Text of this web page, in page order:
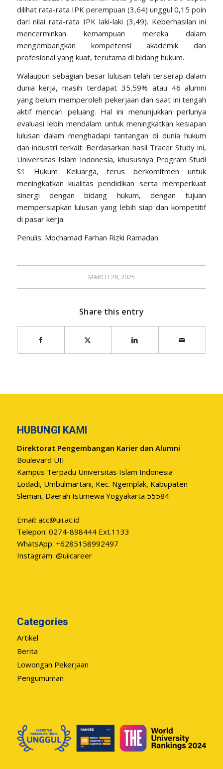
dilihat rata-rata IPK perempuan (3,64) unggul 0,15 poin
dari nilai rata-rata IPK laki-laki (3,49). Keberhasilan ini
mencerminkan kemampuan mereka dalam
mengembangkan kompetensi akademik dan
profesional yang kuat, terutama di bidang hukum.
Walaupun sebagian besar lulusan telah terserap dalam
dunia kerja, masih terdapat 35,59% atau 46 alumni
yang belum memperoleh pekerjaan dan saat ini tengah
aktif mencari peluang. Hal ini menunjukkan perlunya
evaluasi lebih mendalam untuk meningkatkan kesiapan
lulusan dalam menghadapi tantangan di dunia hukum
dan industri terkait. Berdasarkan hasil Tracer Study ini,
Universitas Islam Indonesia, khususnya Program Studi
S1 Hukum Keluarga, terus berkomitmen untuk
meningkatkan kualitas pendidikan serta memperkuat
sinergi dengan bidang hukum, dengan tujuan
mempersiapkan lulusan yang lebih siap dan kompetitif
di pasar kerja.
Penulis: Mochamad Farhan Rizki Ramadan
MARCH 28, 2025
Share this entry
HUBUNGI KAMI
Direktorat Pengembangan Karier dan Alumni
Boulevard UII
Kampus Terpadu Universitas Islam Indonesia
Lodadi, Umbulmartani, Kec. Ngemplak, Kabupaten
Sleman, Daerah Istimewa Yogyakarta 55584
Email: acc@uii.ac.id
Telepon: 0274-898444 Ext.1133
WhatsApp: +6285158992497
Instagram: @uiicareer
Categories
Artikel
Berita
Lowongan Pekerjaan
Pengumuman